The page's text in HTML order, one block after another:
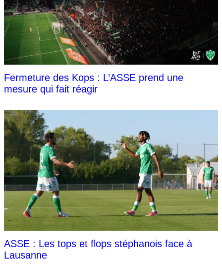
Fermeture des Kops : L’ASSE prend une
mesure qui fait réagir
ASSE : Les tops et flops stéphanois face à
Lausanne